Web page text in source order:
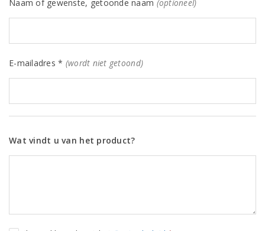
Naam of gewenste, getoonde naam (optioneel)
E-mailadres * (wordt niet getoond)
Wat vindt u van het product?